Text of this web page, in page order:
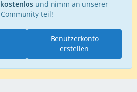
und nimm an unserer
Community teil!
Benutzerkonto
erstellen